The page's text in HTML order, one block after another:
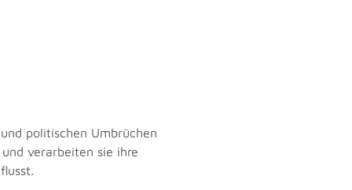
politischen Umbrüchen
verarbeiten sie ihre